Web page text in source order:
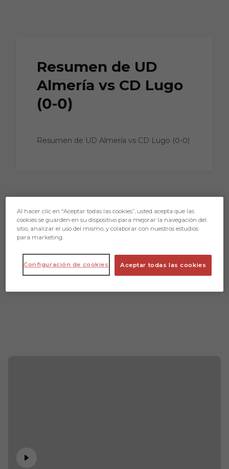
Resumen de UD
Almería vs CD Lugo
(0-0)
Resumen de UD Almería vs CD Lugo (0-0)
Al hacer clic en “Aceptar todas las cookies”, usted acepta que las
cookies se guarden en su dispositivo para mejorar la navegación del
sitio, analizar el uso del mismo, y colaborar con nuestros estudios
para marketing.
Aceptar todas las cookies
Configuración de cookies